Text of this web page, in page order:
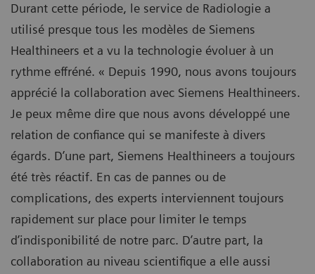
Durant cette période, le service de Radiologie a
utilisé presque tous les modèles de Siemens
Healthineers et a vu la technologie évoluer à un
rythme effréné. « Depuis 1990, nous avons toujours
apprécié la collaboration avec Siemens Healthineers.
Je peux même dire que nous avons développé une
relation de confiance qui se manifeste à divers
égards. D’une part, Siemens Healthineers a toujours
été très réactif. En cas de pannes ou de
complications, des experts interviennent toujours
rapidement sur place pour limiter le temps
d’indisponibilité de notre parc. D’autre part, la
collaboration au niveau scientifique a elle aussi